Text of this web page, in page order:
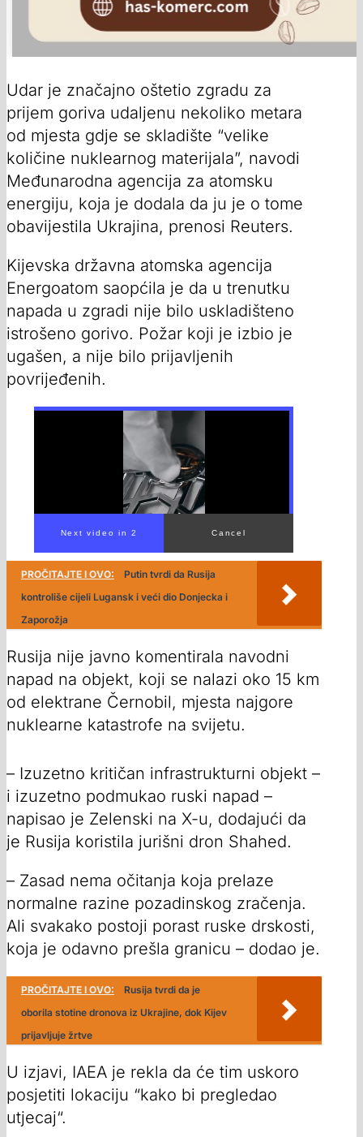
Udar je značajno oštetio zgradu za
prijem goriva udaljenu nekoliko metara
od mjesta gdje se skladište “velike
količine nuklearnog materijala”, navodi
Međunarodna agencija za atomsku
energiju, koja je dodala da ju je o tome
obavijestila Ukrajina, prenosi Reuters.
Kijevska državna atomska agencija
Energoatom saopćila je da u trenutku
napada u zgradi nije bilo uskladišteno
istrošeno gorivo. Požar koji je izbio je
ugašen, a nije bilo prijavljenih
povrijeđenih.
PROČITAJTE I OVO:
Putin tvrdi da Rusija
kontroliše cijeli Lugansk i veći dio Donjecka i
Zaporožja
Rusija nije javno komentirala navodni
napad na objekt, koji se nalazi oko 15 km
od elektrane Černobil, mjesta najgore
nuklearne katastrofe na svijetu.
– Izuzetno kritičan infrastrukturni objekt –
i izuzetno podmukao ruski napad –
napisao je Zelenski na X-u, dodajući da
je Rusija koristila jurišni dron Shahed.
– Zasad nema očitanja koja prelaze
normalne razine pozadinskog zračenja.
Ali svakako postoji porast ruske drskosti,
koja je odavno prešla granicu – dodao je.
PROČITAJTE I OVO:
Rusija tvrdi da je
oborila stotine dronova iz Ukrajine, dok Kijev
prijavljuje žrtve
U izjavi, IAEA je rekla da će tim uskoro
posjetiti lokaciju “kako bi pregledao
utjecaj“.